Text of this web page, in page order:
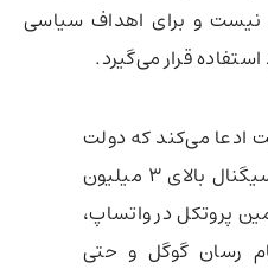
نیست و برای اهداف سیاسی
قرار می‌گیرد.
ادعا می‌کند که دولت
آمریکا برای رمزنگاری سیگنال بالای 3 میلیون
پروتکل در واتساپ،
رسان گوگل و حتی